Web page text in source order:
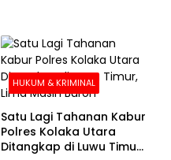
HUKUM & KRIMINAL
Satu Lagi Tahanan Kabur
Polres Kolaka Utara
Ditangkap di Luwu Timur,